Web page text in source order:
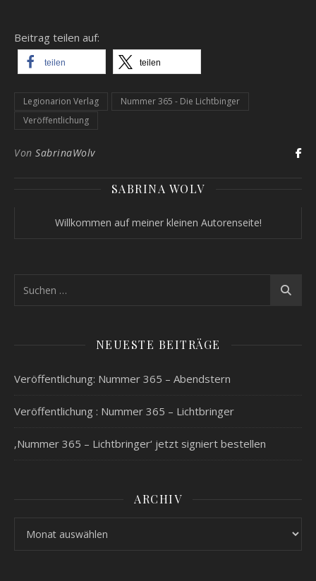
Beitrag teilen auf:
teilen teilen
Legionarion Verlag
Nummer 365 - Die Lichtbinger
Veröffentlichung
Von SabrinaWolv
SABRINA WOLV
Willkommen auf meiner kleinen Autorenseite!
NEUESTE BEITRÄGE
Veröffentlichung: Nummer 365 – Abendstern
Veröffentlichung : Nummer 365 – Lichtbringer
‚Nummer 365 – Lichtbringer‘ jetzt signiert bestellen
ARCHIV